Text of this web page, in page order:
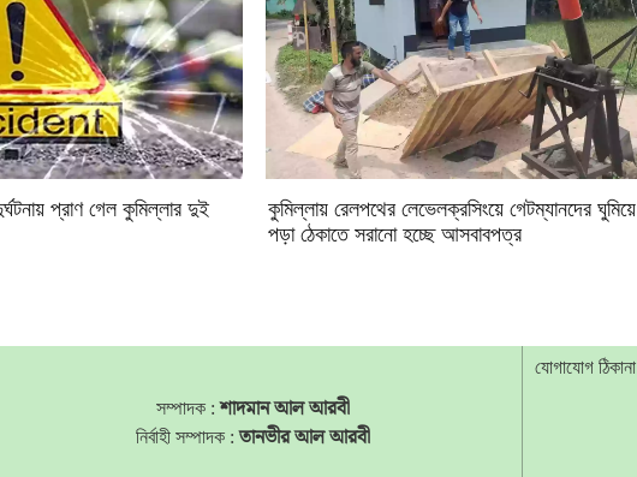
প্রাণ গেল কুমিল্লার দুই
কুমিল্লায় রেলপথের লেভেলক্রসিংয়ে গেটম্যানদের ঘুমিয়ে
পড়া ঠেকাতে সরানো হচ্ছে আসবাবপত্র
সম্পাদক :শাদমান আল আরবী
নির্বাহী সম্পাদক :তানভীর আল আরবী
যোগাযোগ ঠিকানা